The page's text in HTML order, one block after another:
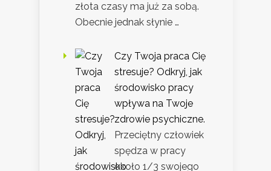
złota czasy ma już za sobą.
Obecnie jednak słynie …
Czy Twoja praca Cię
stresuje? Odkryj, jak
środowisko pracy
wpływa na Twoje
zdrowie psychiczne.
Przeciętny człowiek
spędza w pracy
około 1/3 swojego